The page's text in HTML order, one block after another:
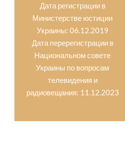
Дата регистрации в
Министерстве юстиции
Украины: 06.12.2019
Дата перерегистрации в
Национальном совете
Украины по вопросам
телевидения и
радиовещания: 11.12.2023